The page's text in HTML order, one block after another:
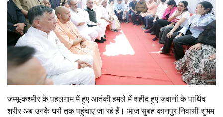
जम्मू-कश्मीर के पहलगाम में हुए आतंकी हमले में शहीद हुए जवानों के पार्थिव
शरीर अब उनके घरों तक पहुंचाए जा रहे हैं। आज सुबह कानपुर निवासी शुभम